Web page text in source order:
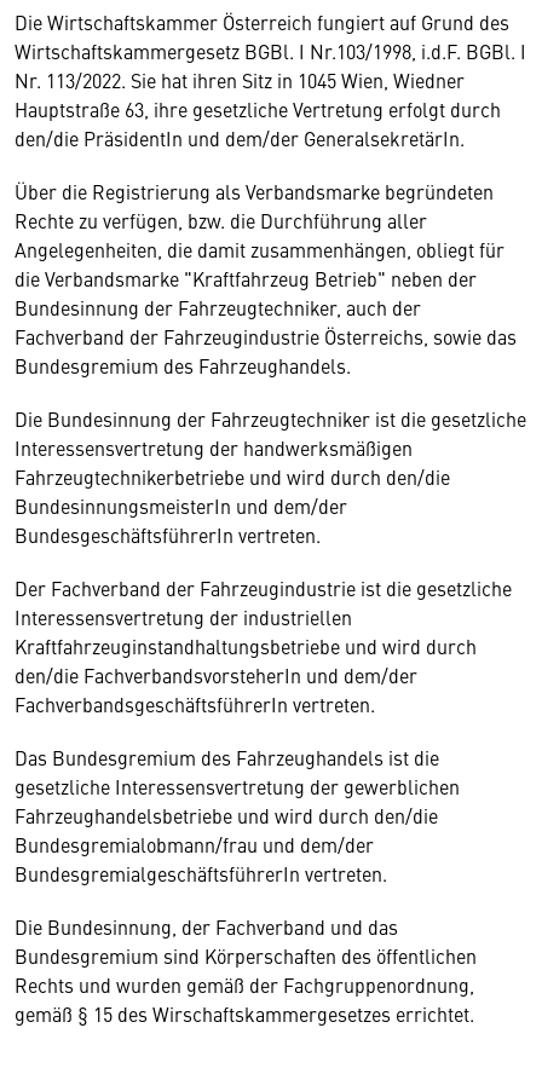
Die Wirtschaftskammer Österreich fungiert auf Grund des
Wirtschaftskammergesetz BGBl. I Nr.103/1998, i.d.F. BGBl. I
Nr. 113/2022. Sie hat ihren Sitz in 1045 Wien, Wiedner
Hauptstraße 63, ihre gesetzliche Vertretung erfolgt durch
den/die PräsidentIn und dem/der GeneralsekretärIn.
Über die Registrierung als Verbandsmarke begründeten
Rechte zu verfügen, bzw. die Durchführung aller
Angelegenheiten, die damit zusammenhängen, obliegt für
die Verbandsmarke "Kraftfahrzeug Betrieb" neben der
Bundesinnung der Fahrzeugtechniker, auch der
Fachverband der Fahrzeugindustrie Österreichs, sowie das
Bundesgremium des Fahrzeughandels.
Die Bundesinnung der Fahrzeugtechniker ist die gesetzliche
Interessensvertretung der handwerksmäßigen
Fahrzeugtechnikerbetriebe und wird durch den/die
BundesinnungsmeisterIn und dem/der
BundesgeschäftsführerIn vertreten.
Der Fachverband der Fahrzeugindustrie ist die gesetzliche
Interessensvertretung der industriellen
Kraftfahrzeuginstandhaltungsbetriebe und wird durch
den/die FachverbandsvorsteherIn und dem/der
FachverbandsgeschäftsführerIn vertreten.
Das Bundesgremium des Fahrzeughandels ist die
gesetzliche Interessensvertretung der gewerblichen
Fahrzeughandelsbetriebe und wird durch den/die
Bundesgremialobmann/frau und dem/der
BundesgremialgeschäftsführerIn vertreten.
Die Bundesinnung, der Fachverband und das
Bundesgremium sind Körperschaften des öffentlichen
Rechts und wurden gemäß der Fachgruppenordnung,
gemäß § 15 des Wirschaftskammergesetzes errichtet.